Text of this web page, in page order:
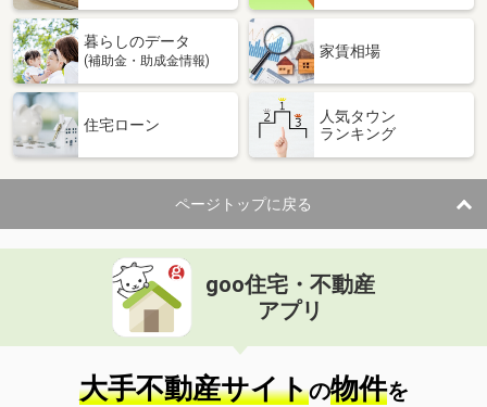
暮らしのデータ
(補助金・助成金情報)
家賃相場
住宅ローン
人気タウン
ランキング
ページトップに戻る
goo住宅・不動産
アプリ
大手不動産サイトの物件を